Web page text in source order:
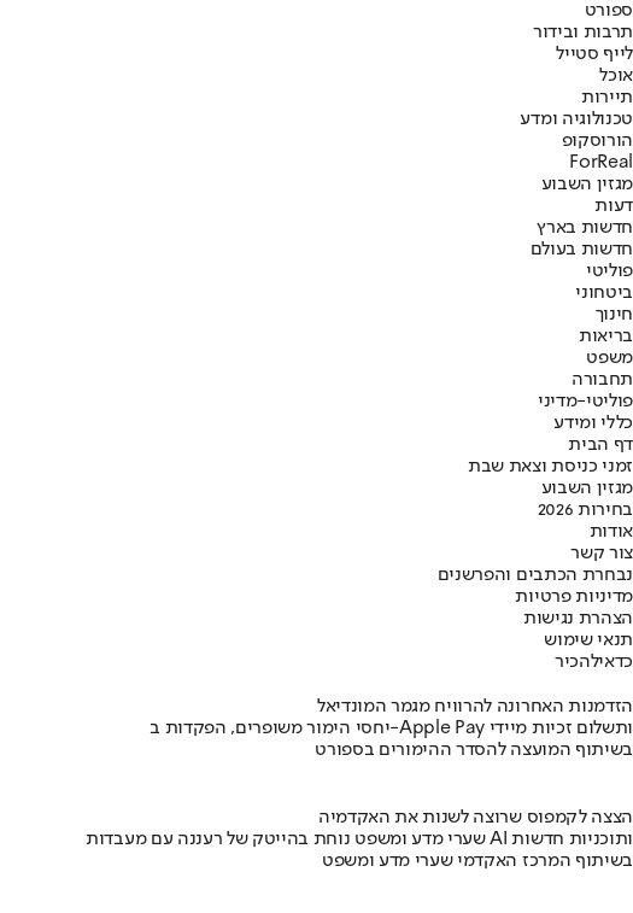
ספורט
תרבות ובידור
לייף סטייל
אוכל
תיירות
טכנולוגיה ומדע
הורוסקופ
ForReal
מגזין השבוע
דעות
חדשות בארץ
חדשות בעולם
פוליטי
ביטחוני
חינוך
בריאות
משפט
תחבורה
פוליטי-מדיני
כללי ומידע
דף הבית
זמני כניסת וצאת שבת
מגזין השבוע
בחירות 2026
אודות
צור קשר
נבחרת הכתבים והפרשנים
מדיניות פרטיות
הצהרת נגישות
תנאי שימוש
כדאילהכיר
הזדמנות האחרונה להרוויח מגמר המונדיאל
יחסי הימור משופרים, הפקדות ב-Apple Pay ותשלום זכיות מיידי
בשיתוף המועצה להסדר ההימורים בספורט
הצצה לקמפוס שרוצה לשנות את האקדמיה
שערי מדע ומשפט נוחת בהייטק של רעננה עם מעבדות AI ותוכניות חדשות
בשיתוף המרכז האקדמי שערי מדע ומשפט